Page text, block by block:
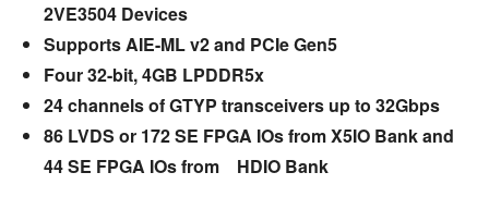
2VE3504 Devices
Supports AIE-ML v2 and PCIe Gen5
Four 32-bit, 4GB LPDDR5x
24 channels of GTYP transceivers up to 32Gbps
86 LVDS or 172 SE FPGA IOs from X5IO Bank and
44 SE FPGA IOs from HDIO Bank